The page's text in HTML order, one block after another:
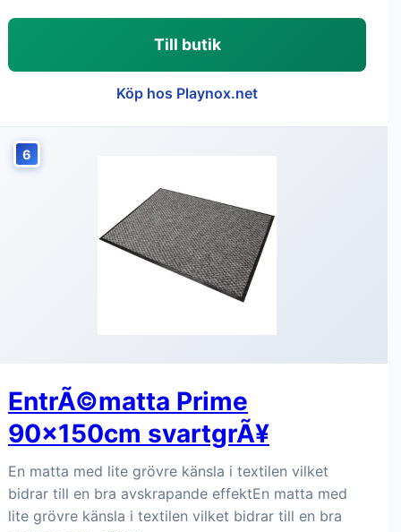
Till butik
Köp hos Playnox.net
6
EntrÃ©matta Prime
90x150cm svartgrÃ¥
En matta med lite grövre känsla i textilen vilket
bidrar till en bra avskrapande effektEn matta med
lite grövre känsla i textilen vilket bidrar till en bra